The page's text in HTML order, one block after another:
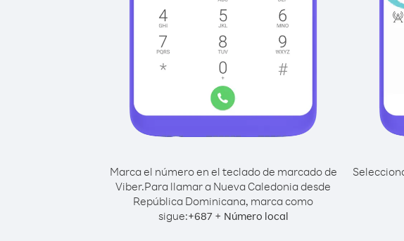
Marca el número en el teclado de marcado de
Viber.Para llamar a Nueva Caledonia desde
República Dominicana, marca como
sigue:+687+ Número local